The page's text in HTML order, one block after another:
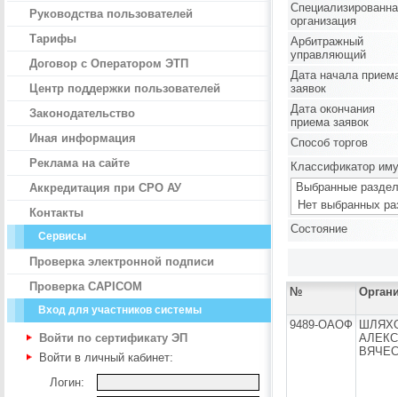
Руководства пользователей
Тарифы
Договор с Оператором ЭТП
Центр поддержки пользователей
Законодательство
Иная информация
Реклама на сайте
Аккредитация при СРО АУ
Контакты
Сервисы
Проверка электронной подписи
Проверка CAPICOM
Вход для участников системы
Войти по сертификату ЭП
Войти в личный кабинет:
Логин:
организация
Арбитражный
управляющий
Дата начала
заявок
Дата окончания
приема заявок
Способ торгов
Классификатор
Выбранные
Нет выбранных
Состояние
№
9489-ОАОФ